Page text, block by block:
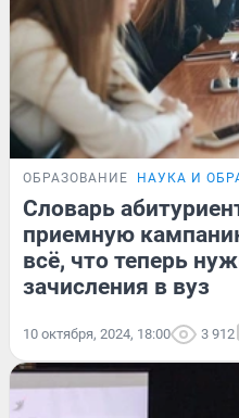
ОБРАЗОВАНИЕ НАУКА И
Словарь
приемную
всё, что теперь
зачисления в вуз
10 октября, 2024, 18:00 3 912